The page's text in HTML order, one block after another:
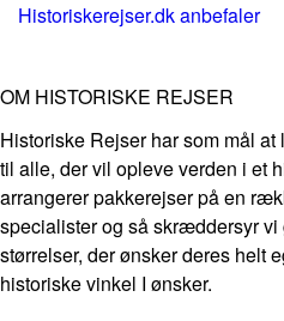
Historiskerejser.dk anbefaler
OM HISTORISKE REJSER
Historiske Rejser har som mål
til alle, der vil opleve verden i et
arrangerer pakkerejser på en
specialister og så skræddersyr
størrelser, der ønsker deres helt
historiske vinkel I ønsker.